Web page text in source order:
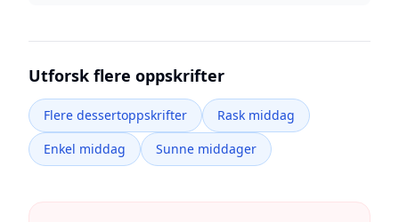
Utforsk flere oppskrifter
Flere dessertoppskrifter
Rask middag
Enkel middag
Sunne middager